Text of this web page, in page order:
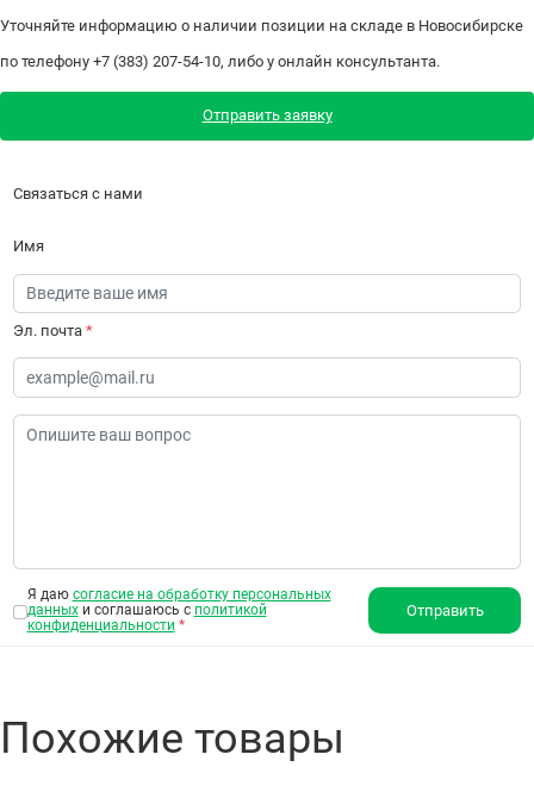
Уточняйте информацию о наличии позиции на складе в Новосибирске
по телефону +7 (383) 207-54-10, либо у онлайн консультанта.
Отправить заявку
Связаться с нами
Имя
Эл. почта *
Я даю согласие на обработку персональных
данныхи соглашаюсь с политикой
конфиденциальности *
Отправить
Похожие товары